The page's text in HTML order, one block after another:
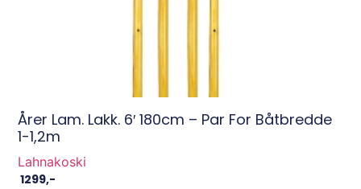
Årer Lam. Lakk. 6′ 180cm – Par For Båtbredde
1-1,2m
Lahnakoski
1299,-